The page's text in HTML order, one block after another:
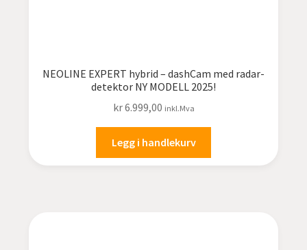
NEOLINE EXPERT hybrid – dashCam med radar-
detektor NY MODELL 2025!
kr6.999,00 inkl.Mva
Legg i handlekurv